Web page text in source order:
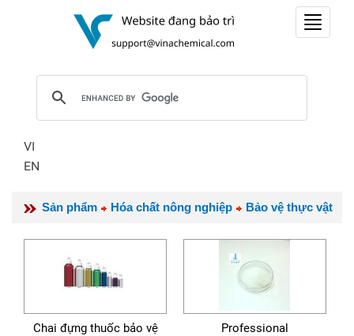
Toggle
VI
EN
Sản phẩm Hóa chất nông nghiệp Bảo vệ thực vật
Chai đựng thuốc bảo vệ
Professional